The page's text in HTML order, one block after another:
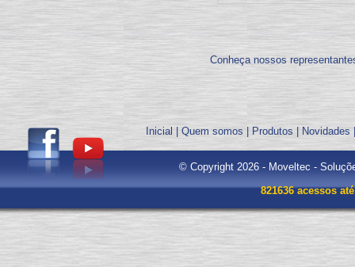
Conheça nossos
Inicial Quem somos Produtos Novidades
© Copyright 2026 - Moveltec -
821636 acessos